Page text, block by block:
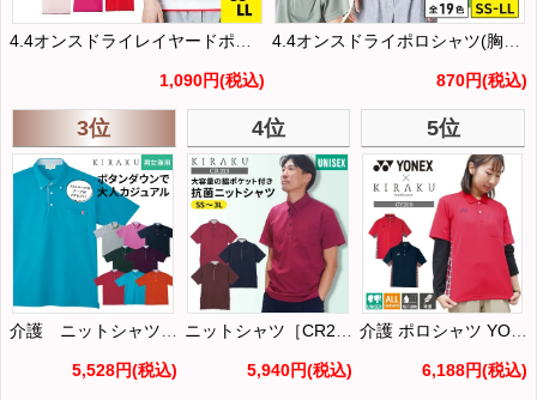
1,090円(税込) 870円(税込)
3位
5,528円(税込)
4位
5,940円(税込)
5位
介護 ポロシャツ YONEX 男女兼用/吸汗速乾/無地 (トンボ/ヨネックス/CY200)
6,188円(税込)